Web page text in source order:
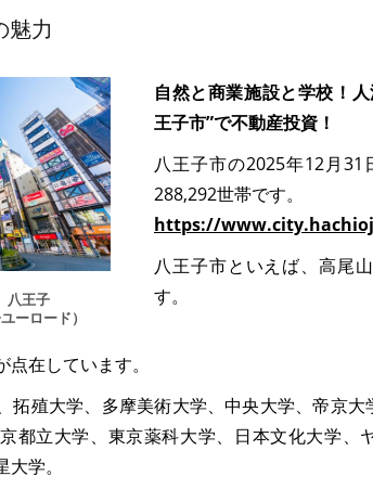
魅力
八王子
ーロード）
自然と商業施設と学校！
王子市”で不動産投資！
八王子市の2025年12月31
288,292世帯です。
https://
八王子市といえば、高尾
す。
在しています。
拓殖大学、多摩美術大学、中央大学、帝京
都立大学、東京薬科大学、日本文化大学、
学。